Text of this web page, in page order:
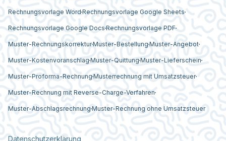
Rechnungsvorlage Word Rechnungsvorlage Google Sheets
Rechnungsvorlage Google Docs Rechnungsvorlage PDF
Muster-RechnungskorrekturMuster-Bestellung Muster-Angebot
Muster-Kostenvoranschlag Muster-Quittung Muster-Lieferschein
Muster-Proforma-Rechnung Musterrechnung mit Umsatzsteuer
Muster-Rechnung mit Reverse-Charge-Verfahren
Muster-Abschlagsrechnung Muster-Rechnung ohne Umsatzsteuer
Datenschutzerklärung